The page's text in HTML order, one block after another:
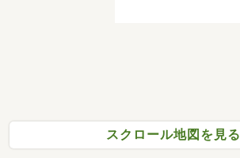
スクロール地図を見る